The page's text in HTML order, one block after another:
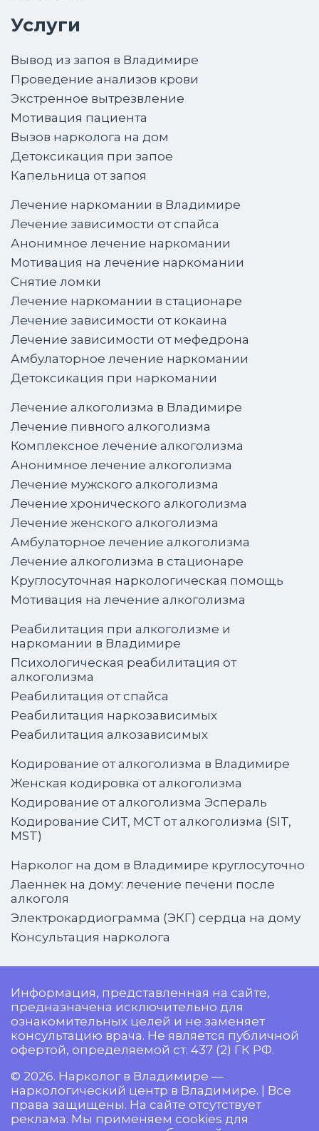
Услуги
Вывод из запоя в Владимире
Проведение анализов крови
Экстренное вытрезвление
Мотивация пациента
Вызов нарколога на дом
Детоксикация при запое
Капельница от запоя
Лечение наркомании в Владимире
Лечение зависимости от спайса
Анонимное лечение наркомании
Мотивация на лечение наркомании
Снятие ломки
Лечение наркомании в стационаре
Лечение зависимости от кокаина
Лечение зависимости от мефедрона
Амбулаторное лечение наркомании
Детоксикация при наркомании
Лечение алкоголизма в Владимире
Лечение пивного алкоголизма
Комплексное лечение алкоголизма
Анонимное лечение алкоголизма
Лечение мужского алкоголизма
Лечение хронического алкоголизма
Лечение женского алкоголизма
Амбулаторное лечение алкоголизма
Лечение алкоголизма в стационаре
Круглосуточная наркологическая помощь
Мотивация на лечение алкоголизма
Реабилитация при алкоголизме и
наркомании в Владимире
Психологическая реабилитация от
алкоголизма
Реабилитация от спайса
Реабилитация наркозависимых
Реабилитация алкозависимых
Кодирование от алкоголизма в Владимире
Женская кодировка от алкоголизма
Кодирование от алкоголизма Эспераль
Кодирование СИТ, МСТ от алкоголизма (SIT,
MST)
Нарколог на дом в Владимире круглосуточно
Лаеннек на дому: лечение печени после
алкоголя
Электрокардиограмма (ЭКГ) сердца на дому
Консультация нарколога
Информация, представленная на сайте,
предназначена исключительно для
ознакомительных целей и не заменяет
консультацию врача. Не является публичной
офертой, определяемой ст. 437 (2) ГК РФ.
© 2026. Нарколог в Владимире —
наркологический центр в Владимире. | Все
права защищены. На сайте отсутствует
реклама. Мы применяем cookies для